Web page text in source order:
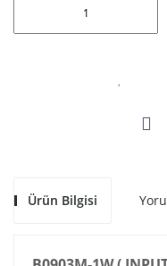
Ürün Bilgisi